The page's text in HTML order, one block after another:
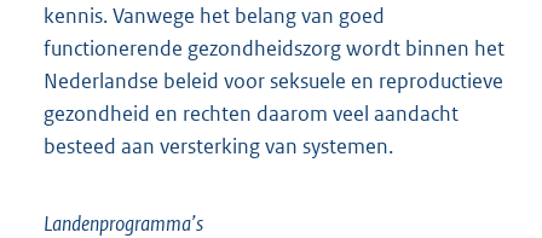
kennis. Vanwege het belang van goed
functionerende gezondheidszorg wordt binnen het
Nederlandse beleid voor seksuele en reproductieve
gezondheid en rechten daarom veel aandacht
besteed aan versterking van systemen.
Landenprogramma’s